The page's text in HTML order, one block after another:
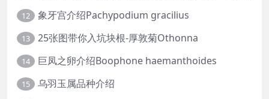
12 象牙宫介绍Pachypodium gracilius
13 25张图带你入坑块根-厚敦菊Othonna
14 巨凤之卵介绍Boophone haemanthoides
15 乌羽玉属品种介绍